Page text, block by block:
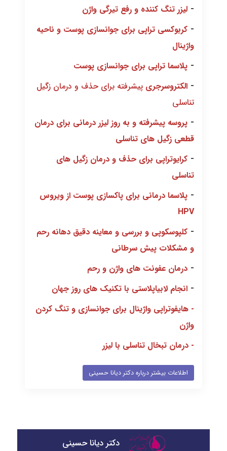
- لیزر تنگ کننده و رفع تیرگی واژن
- کربوکسی تراپی برای جوانسازی پوست و ناحیه
واژینال
- پلاسما تراپی برای جوانسازی پوست
- الکتروسرجری پیشرفته برای حذف و درمان زگیل
تناسلی
- پروسه پیشرفته و به روز لیزر درمانی برای درمان
قطعی زگیل های تناسلی
- کرایوتراپی برای حذف و درمان زگیل های
تناسلی
- پلاسما درمانی برای پاکسازی پوست از ویروس
HPV
- کلپوسکوپی و بررسی و معاینه دقیق دهانه رحم
و مشکلات پیش سرطانی
- درمان عفونت های واژن و رحم
- انجام لابیاپلاستی با تکنیک های روز جهان
- هایفوتراپی واژینال برای جوانسازی و تنگ کردن
واژن
- درمان تبخال تناسلی با لیزر
اطلاعات بیشتر درباره دکتر دیانا حسینی
دکتر دیانا حسینی